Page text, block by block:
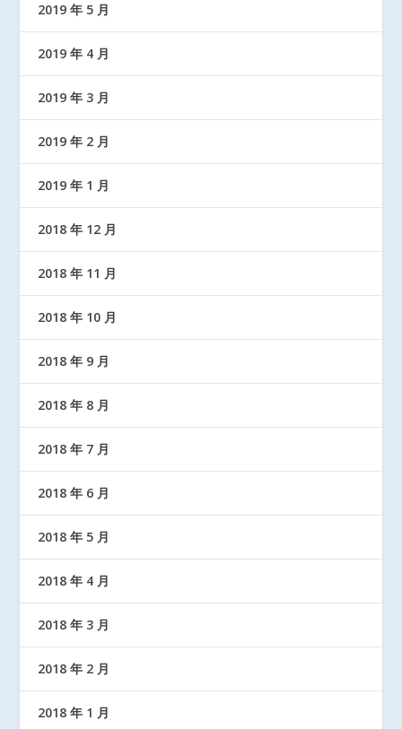
2019 年 5 月
2019 年 4 月
2019 年 3 月
2019 年 2 月
2019 年 1 月
2018 年 12 月
2018 年 11 月
2018 年 10 月
2018 年 9 月
2018 年 8 月
2018 年 7 月
2018 年 6 月
2018 年 5 月
2018 年 4 月
2018 年 3 月
2018 年 2 月
2018 年 1 月